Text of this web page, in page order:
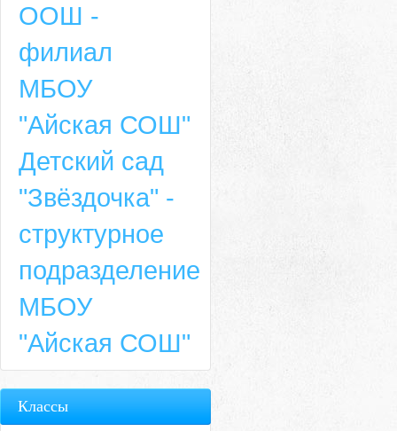
ООШ -
филиал
МБОУ
"Айская СОШ"
Детский сад
"Звёздочка" -
структурное
подразделение
МБОУ
"Айская СОШ"
Классы